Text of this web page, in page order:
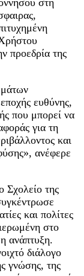
προεδρία της
ευθύνης,
που μπορεί να
για τη
και
ανέφερε
Σχολείο της
και πολίτες
στο
ανάπτυξη.
διάλογο
γνώσης, της